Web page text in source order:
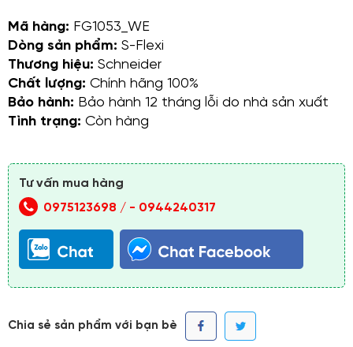
Mã hàng: FG1053_WE
Dòng sản phẩm: S-Flexi
Thương hiệu: Schneider
Chất lượng: Chính hãng 100%
Bảo hành: Bảo hành 12 tháng lỗi do nhà sản xuất
Tình trạng: Còn hàng
Tư vấn mua hàng
0975123698 / - 0944240317
Chia sẻ sản phẩm với bạn bè